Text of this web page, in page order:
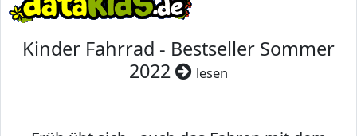
Kinder Fahrrad - Bestseller Sommer
2022
lesen